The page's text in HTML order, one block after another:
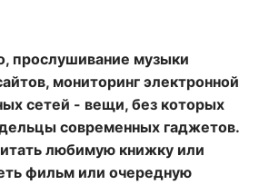
прослушивание музыки
мониторинг электронной
сетей - вещи, без которых
современных гаджетов.
любимую книжку или
фильм или очередную